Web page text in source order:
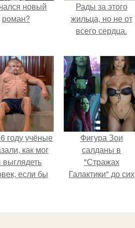
новый
роман?
Рады за этого
жильца, но не от
всего сердца.
году учёные
как мог
если бы
для
Фигура Зои
салданы в
"Стражах
Галактики" до сих